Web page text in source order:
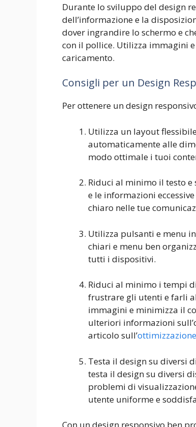
Durante lo sviluppo del design
dell’informazione e la
dover ingrandire lo schermo e
con il pollice. Utilizza immagini
caricamento.
Consigli per un Design
Per ottenere un design
Utilizza un layout
automaticamente alle
modo ottimale i tuoi
Riduci al minimo il testo
e le informazioni
chiaro nelle tue
Utilizza pulsanti e menu
chiari e menu ben
tutti i dispositivi.
Riduci al minimo i tempi
frustrare gli utenti e farli
immagini e minimizza il
ulteriori informazioni
articolo sull’
Testa il design su diversi
testa il design su diversi
problemi di
utente uniforme e